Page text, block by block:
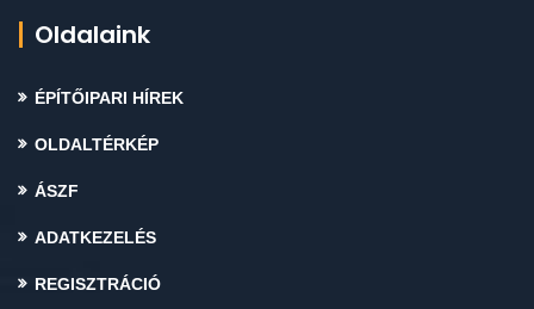
Oldalaink
ÉPÍTŐIPARI HÍREK
OLDALTÉRKÉP
ÁSZF
ADATKEZELÉS
REGISZTRÁCIÓ